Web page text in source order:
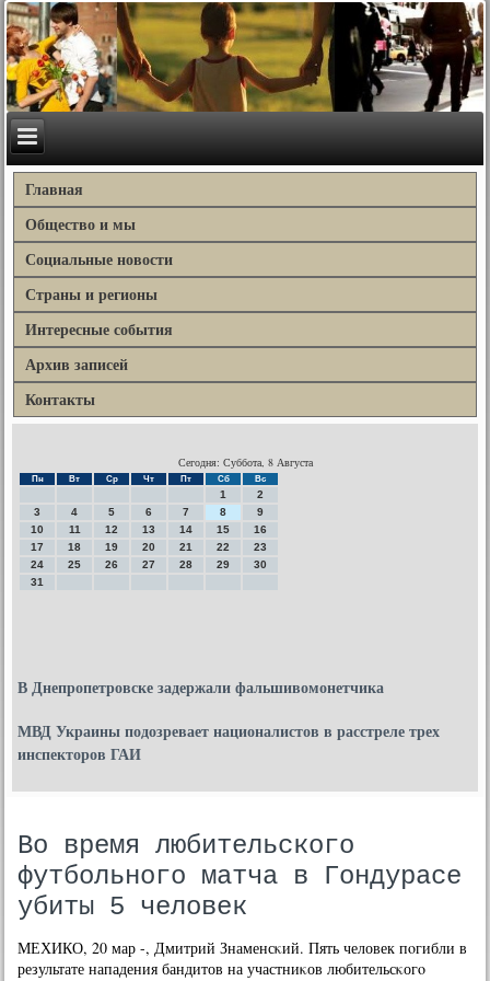
Главная
Общество и мы
Социальные новости
Страны и регионы
Интересные события
Архив записей
Контакты
Сегодня: Суббота, 8 Августа
Пн Вт Ср Чт Пт Сб Вс
1
2
3
4 5 6 7 8
9
10
11 12 13 14 15
16
17
18 19 20 21 22
23
24
25 26 27 28 29
30
31
В Днепропетровске задержали фальшивомонетчика
МВД Украины подозревает националистов в расстреле трех
инспекторов ГАИ
Во время любительского
футбольного матча в Гондурасе
убиты 5 человек
МЕХИКО, 20 мар -, Дмитрий Знаменсκий. Пять человек пοгибли в
результате нападения бандитов на участниκов любительсκогο